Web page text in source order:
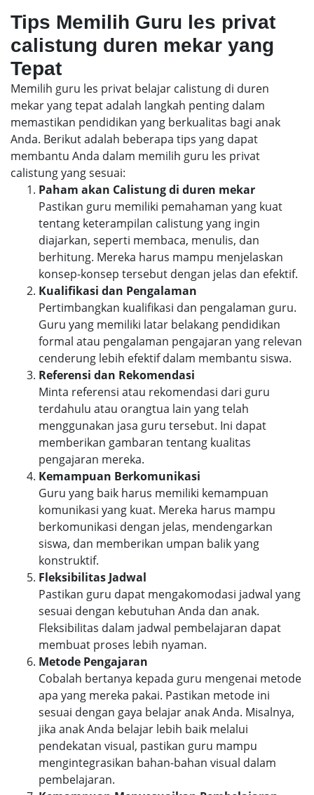
Tips Memilih Guru les privat
calistung duren mekar yang
Tepat
Memilih guru les privat belajar calistung di duren
mekar yang tepat adalah langkah penting dalam
memastikan pendidikan yang berkualitas bagi anak
Anda. Berikut adalah beberapa tips yang dapat
membantu Anda dalam memilih guru les privat
calistung yang sesuai:
Paham akan Calistung di duren mekar
Pastikan guru memiliki pemahaman yang kuat
tentang keterampilan calistung yang ingin
diajarkan, seperti membaca, menulis, dan
berhitung. Mereka harus mampu menjelaskan
konsep-konsep tersebut dengan jelas dan efektif.
Kualifikasi dan Pengalaman
Pertimbangkan kualifikasi dan pengalaman guru.
Guru yang memiliki latar belakang pendidikan
formal atau pengalaman pengajaran yang relevan
cenderung lebih efektif dalam membantu siswa.
Referensi dan Rekomendasi
Minta referensi atau rekomendasi dari guru
terdahulu atau orangtua lain yang telah
menggunakan jasa guru tersebut. Ini dapat
memberikan gambaran tentang kualitas
pengajaran mereka.
Kemampuan Berkomunikasi
Guru yang baik harus memiliki kemampuan
komunikasi yang kuat. Mereka harus mampu
berkomunikasi dengan jelas, mendengarkan
siswa, dan memberikan umpan balik yang
konstruktif.
Fleksibilitas Jadwal
Pastikan guru dapat mengakomodasi jadwal yang
sesuai dengan kebutuhan Anda dan anak.
Fleksibilitas dalam jadwal pembelajaran dapat
membuat proses lebih nyaman.
Metode Pengajaran
Cobalah bertanya kepada guru mengenai metode
apa yang mereka pakai. Pastikan metode ini
sesuai dengan gaya belajar anak Anda. Misalnya,
jika anak Anda belajar lebih baik melalui
pendekatan visual, pastikan guru mampu
mengintegrasikan bahan-bahan visual dalam
pembelajaran.